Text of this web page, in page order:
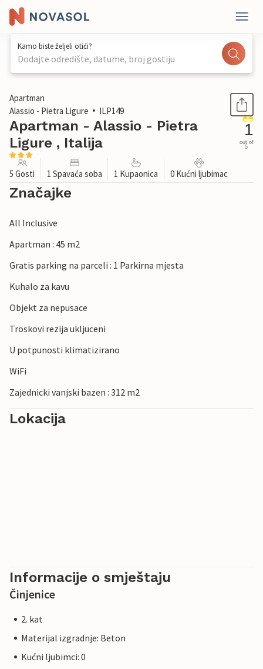
Kamo biste željeli otići?
Dodajte odredište, datume, broj gostiju
1 / 15
Apartman
Alassio - Pietra Ligure
ILP149
Apartman - Alassio - Pietra
Ligure , Italija
1
out of
5
5 Gosti 1 Spavaća soba 1 Kupaonica 0 Kućni ljubimac
Značajke
All Inclusive
Apartman : 45 m2
Gratis parking na parceli : 1 Parkirna mjesta
Kuhalo za kavu
Objekt za nepusace
Troskovi rezija ukljuceni
U potpunosti klimatizirano
WiFi
Zajednicki vanjski bazen : 312 m2
Lokacija
Informacije o smještaju
Činjenice
2. kat
Materijal izgradnje: Beton
Kućni ljubimci: 0